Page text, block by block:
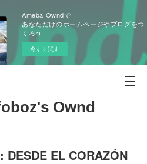
Ameba Owndで
あなただけのホームページやブログをつ
くろう
今すぐ試す
Ownd
EL CORAZÓN